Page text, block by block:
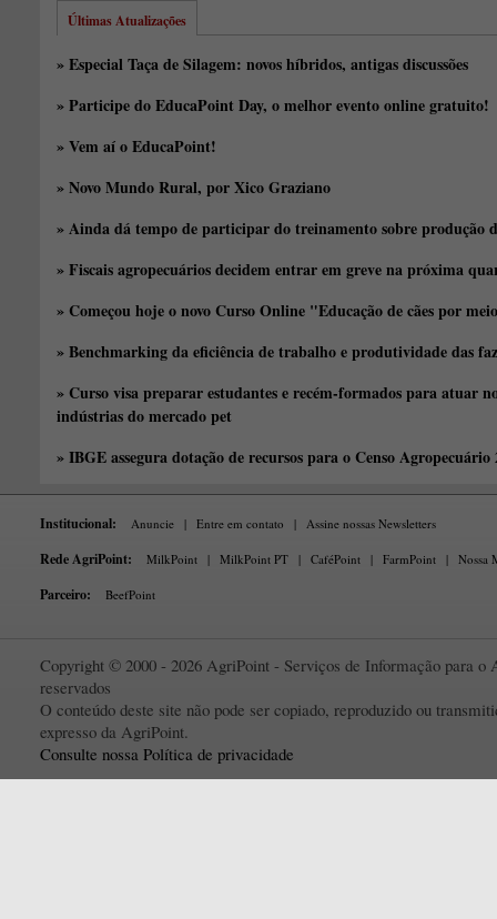
Últimas Atualizações
» Especial Taça de Silagem: novos híbridos, antigas discussões
» Participe do EducaPoint Day, o melhor evento online gratuito!
» Vem aí o EducaPoint!
» Novo Mundo Rural, por Xico Graziano
» Ainda dá tempo de participar do treinamento sobre produção
» Fiscais agropecuários decidem entrar em greve na próxima
» Começou hoje o novo Curso Online "Educação de cães por
» Benchmarking da eficiência de trabalho e produtividade das
» Curso visa preparar estudantes e recém-formados para atuar
indústrias do mercado pet
» IBGE assegura dotação de recursos para o Censo Agropecuário
Institucional: Anuncie | Entre em contato | Assine nossas Newsletters
Rede AgriPoint: MilkPoint | MilkPoint PT | CaféPoint | FarmPoint | Nossa
Parceiro: BeefPoint
Copyright © 2000 - 2026 AgriPoint - Serviços de Informação para o
reservados
O conteúdo deste site não pode ser copiado, reproduzido ou
expresso da AgriPoint.
Consulte nossa Política de privacidade